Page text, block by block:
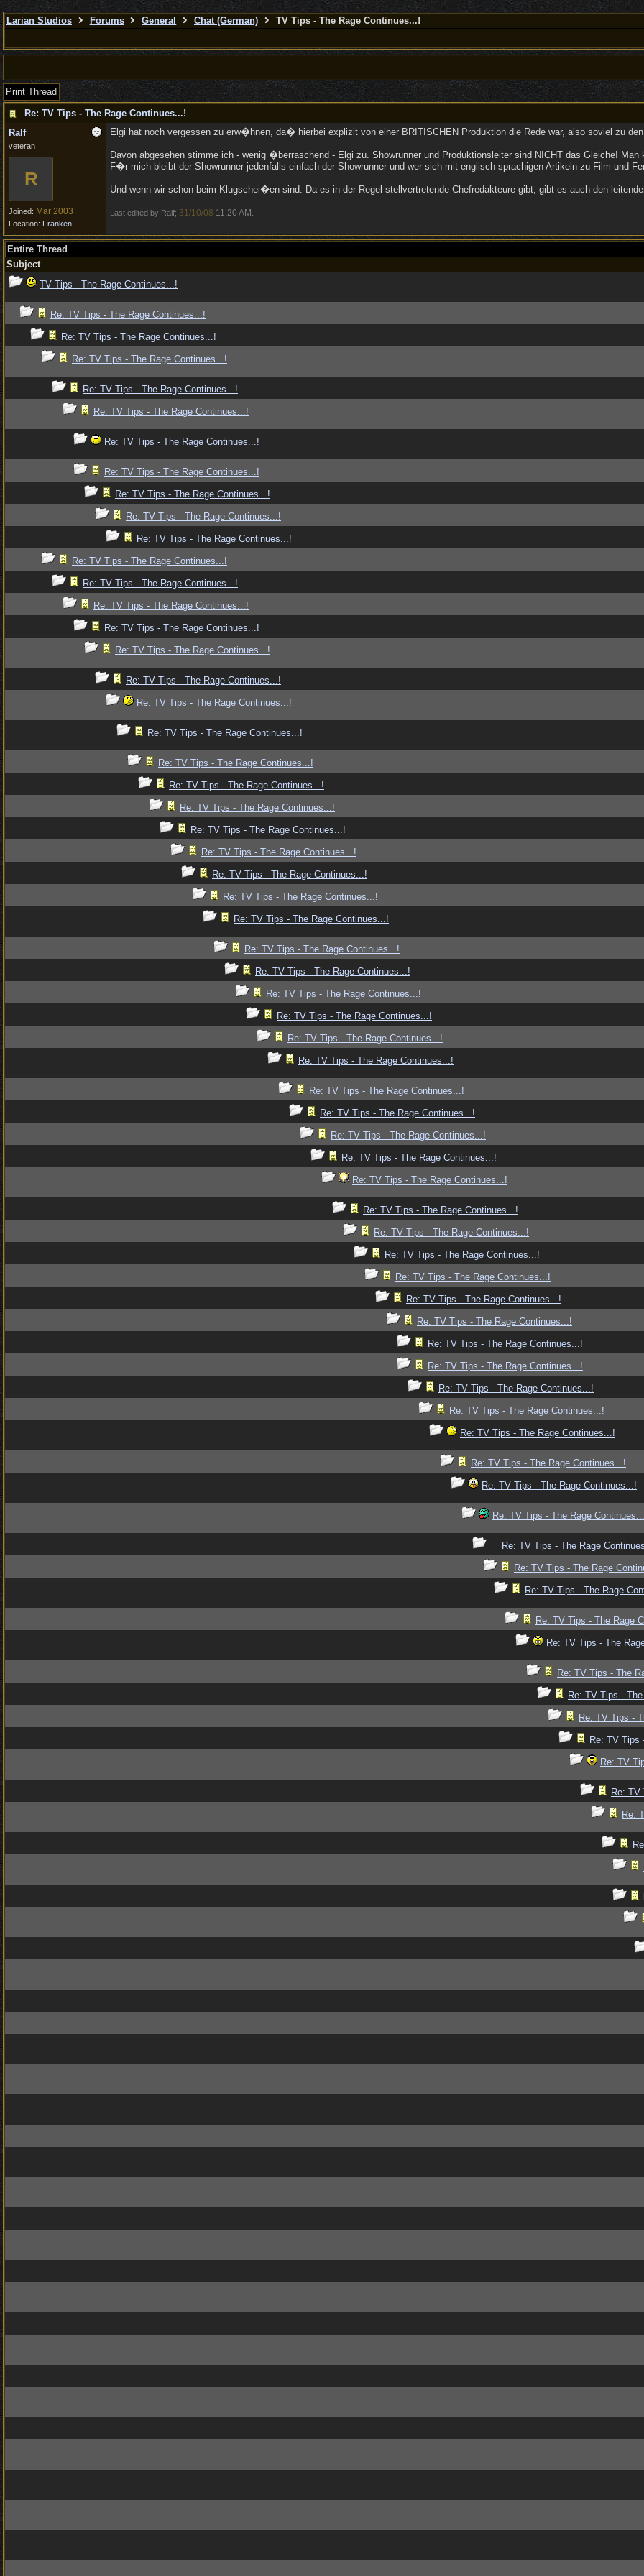
Larian Studios Forums General Chat (German) TV Tips - The Rage Continues...!
Print Thread
Re: TV Tips - The Rage Continues...!
Ralf
veteran
R
Joined: Mar 2003
Location: Franken
Elgi hat noch vergessen zu erw�hnen, da� hierbei explizit von einer BRITISCHEN Produktion die Rede war, also soviel zu
Davon abgesehen stimme ich - wenig �berraschend - Elgi zu. Showrunner und Produktionsleiter sind NICHT das Gleiche!
F�r mich bleibt der Showrunner jedenfalls einfach der Showrunner und wer sich mit englisch-sprachigen Artikeln zu Film und
Und wenn wir schon beim Klugschei�en sind: Da es in der Regel stellvertretende Chefredakteure gibt, gibt es auch den
Last edited by Ralf; 31/10/08 11:20 AM
Entire Thread
Subject
TV Tips - The Rage Continues...!
Re: TV Tips - The Rage Continues...!
Re: TV Tips - The Rage Continues...!
Re: TV Tips - The Rage Continues...!
Re: TV Tips - The Rage Continues...!
Re: TV Tips - The Rage Continues...!
Re: TV Tips - The Rage Continues...!
Re: TV Tips - The Rage Continues...!
Re: TV Tips - The Rage Continues...!
Re: TV Tips - The Rage Continues...!
Re: TV Tips - The Rage Continues...!
Re: TV Tips - The Rage Continues...!
Re: TV Tips - The Rage Continues...!
Re: TV Tips - The Rage Continues...!
Re: TV Tips - The Rage Continues...!
Re: TV Tips - The Rage Continues...!
Re: TV Tips - The Rage Continues...!
Re: TV Tips - The Rage Continues...!
Re: TV Tips - The Rage Continues...!
Re: TV Tips - The Rage Continues...!
Re: TV Tips - The Rage Continues...!
Re: TV Tips - The Rage Continues...!
Re: TV Tips - The Rage Continues...!
Re: TV Tips - The Rage Continues...!
Re: TV Tips - The Rage Continues...!
Re: TV Tips - The Rage Continues...!
Re: TV Tips - The Rage Continues...!
Re: TV Tips - The Rage Continues...!
Re: TV Tips - The Rage Continues...!
Re: TV Tips - The Rage Continues...!
Re: TV Tips - The Rage Continues...!
Re: TV Tips - The Rage Continues...!
Re: TV Tips - The Rage Continues...!
Re: TV Tips - The Rage Continues...!
Re: TV Tips - The Rage Continues...!
Re: TV Tips - The Rage Continues...!
Re: TV Tips - The Rage Continues...!
Re: TV Tips - The Rage Continues...!
Re: TV Tips - The Rage Continues...!
Re: TV Tips - The Rage Continues...!
Re: TV Tips - The Rage Continues...!
Re: TV Tips - The Rage Continues...!
Re: TV Tips - The Rage Continues...!
Re: TV Tips - The Rage Continues...!
Re: TV Tips - The Rage Continues...!
Re: TV Tips - The Rage Continues...!
Re: TV Tips - The Rage Continues...!
Re: TV Tips - The Rage Continues...!
Re: TV Tips - The Rage Continues...!
Re: TV Tips - The Rage Continues...!
Re: TV Tips - The Rage Continues...!
Re: TV Tips - The Rage
Re: TV Tips - The Rage
Re: TV Tips - The Rage
Re: TV Tips - The Rage
Re: TV Tips - The Rage
Re: TV Tips - The
Re: TV Tips - The
Re: TV Tips -
Re: TV Tips -
Re: TV Tips
Re: TV
Re: TV
Re: